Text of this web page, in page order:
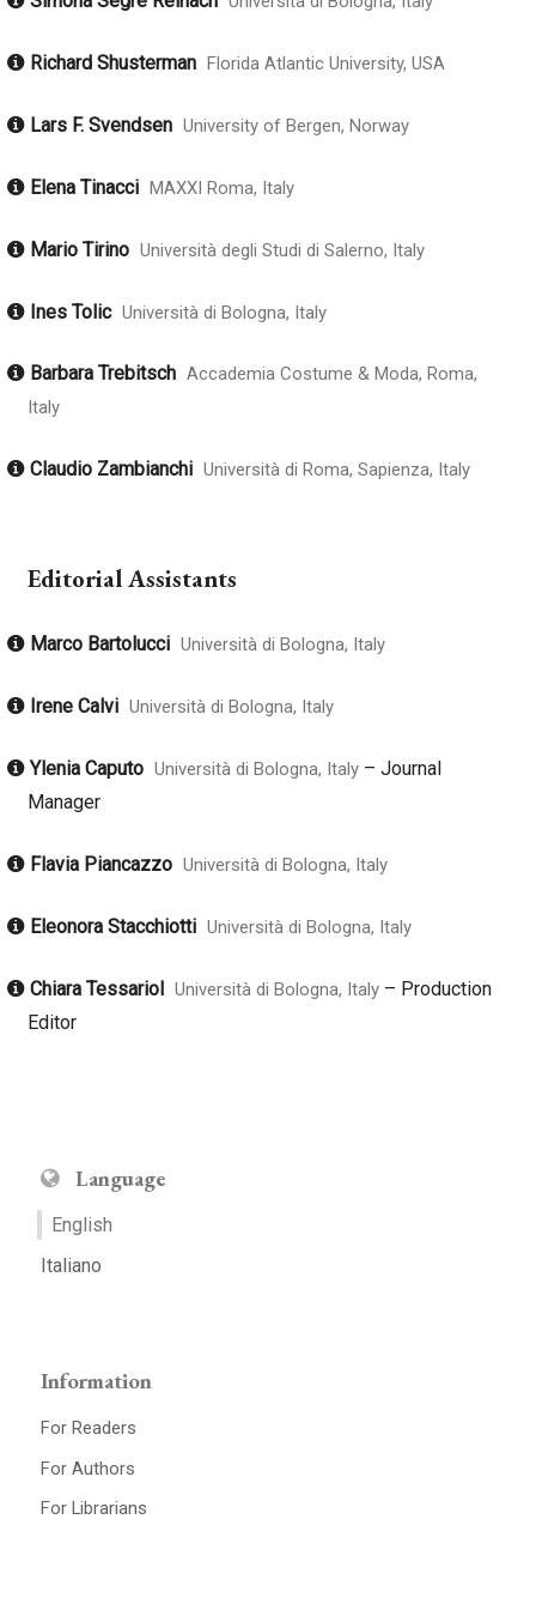
Richard Shusterman Florida Atlantic University, USA
Lars F. Svendsen University of Bergen, Norway
Elena Tinacci MAXXI Roma, Italy
Mario Tirino Università degli Studi di Salerno, Italy
Ines Tolic Università di Bologna, Italy
Barbara Trebitsch Accademia Costume & Moda, Roma,
Italy
Claudio Zambianchi Università di Roma, Sapienza, Italy
Editorial Assistants
Marco Bartolucci Università di Bologna, Italy
Irene Calvi Università di Bologna, Italy
Ylenia Caputo Università di Bologna, Italy– Journal
Manager
Flavia Piancazzo Università di Bologna, Italy
Eleonora Stacchiotti Università di Bologna, Italy
Chiara Tessariol Università di Bologna, Italy– Production
Editor
Language
English
Italiano
Information
For Readers
For Authors
For Librarians